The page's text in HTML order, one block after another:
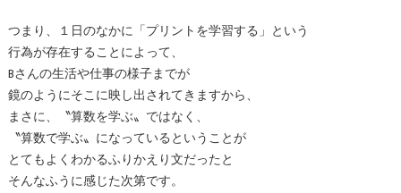
つまり、１日のなかに「プリントを学習する」という
行為が存在することによって、
Bさんの生活や仕事の様子までが
鏡のようにそこに映し出されてきますから、
まさに、〝算数を学ぶ〟ではなく、
〝算数で学ぶ〟になっているということが
とてもよくわかるふりかえり文だったと
そんなふうに感じた次第です。